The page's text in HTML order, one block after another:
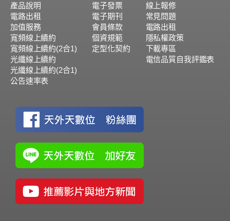
產品說明
電路出租
加值服務
寬頻線上續約
寬頻線上續約(2合1)
光纖線上續約
光纖線上續約(2合1)
公告速率表
電子發票
電子期刊
會員條款
個資規範
定型化契約
線上報修
常見問題
電路出租
隱私權政策
下載專區
電信品質自我評鑑表